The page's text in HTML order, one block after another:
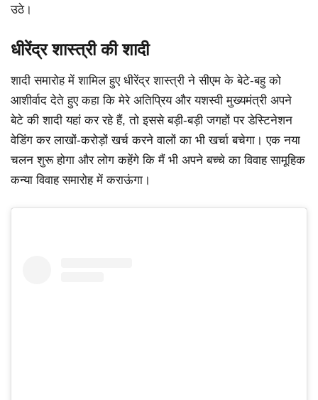
उठे।
धीरेंद्र शास्त्री की शादी
शादी समारोह में शामिल हुए धीरेंद्र शास्त्री ने सीएम के बेटे-बहु को
आशीर्वाद देते हुए कहा कि मेरे अतिप्रिय और यशस्वी मुख्यमंत्री अपने
बेटे की शादी यहां कर रहे हैं, तो इससे बड़ी-बड़ी जगहों पर डेस्टिनेशन
वेडिंग कर लाखों-करोड़ों खर्च करने वालों का भी खर्चा बचेगा। एक नया
चलन शुरू होगा और लोग कहेंगे कि मैं भी अपने बच्चे का विवाह सामूहिक
कन्या विवाह समारोह में कराऊंगा।